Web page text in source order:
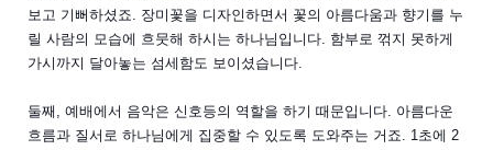
보고 기뻐하셨죠. 장미꽃을 디자인하면서 꽃의 아름다움과 향기를 누
릴 사람의 모습에 흐뭇해 하시는 하나님입니다. 함부로 꺾지 못하게
가시까지 달아놓는 섬세함도 보이셨습니다.
둘째, 예배에서 음악은 신호등의 역할을 하기 때문입니다. 아름다운
흐름과 질서로 하나님에게 집중할 수 있도록 도와주는 거죠. 1초에 2